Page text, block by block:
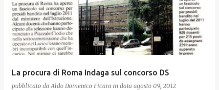
La procura di Roma Indaga sul concorso DS
pubblicato da Aldo Domenico Ficara in data agosto 09, 2012